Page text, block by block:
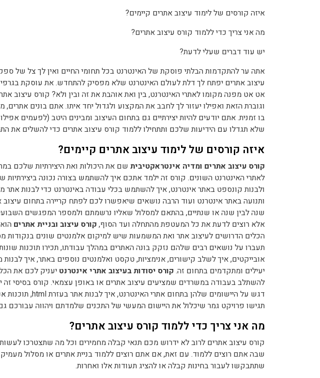
איזה קורסים של לימוד עיצוב אתרים קיימים?
מה אני צריך כדי ללמוד קורס עיצוב אתרים?
יש עוד דברים שעלי לדעת?
אתה ער להתקדמות הבלתי פוסקת של האינטרנט בכל תחומי החיים ואין לך צל של
עיצוב אתרים יפתח לך דלת לעולם האינטרנט שלא מפסיק להתחדש. את עוסקת
אט אט מפנה מקומו לאתרי האינטרנט, בין ואת אוהבת את זה ובין ולא? קורס עיצוב
וגוברת הזאת ואפילו יעזור לך לחבב את המקצוע ולגדול יחד איתו. אתם בונים
בו זמנית. אתם יודעים להיות יצירתיים גם בתחום העיצוב ומבינים היטב (לפעמים
שלא תגדלו עם הידיעות שלכם ותתחילו ללמוד קורס עיצוב אתרים כדי להשלים את
איזה קורסים של לימוד עיצוב אתרים קיימים?
קורס עיצוב אתרים ומדיה אינטראקטיבית שם את היכולות ואת היצירתיות שלכם
לאתרי האינטרנט השונים. קורס זה ילמד אתכם איך להשתמש בצורה נכונה
ולבנות קונספט באתר אינטרנט, איך להשתמש בכלי עבודה באינטרנט כדי לבנות אתר
ותנועה באתר אינטרנט ועוד הרבה נושאים שיאפשרו לכם לפתח קריירה בתחום עיצוב
שנה לבין שנה או שנתיים, בהתאם למסלול שאליו נרשמתם ולמספר המפגשים
אלא רוצים לדעת את כל המעטפת מהתחלה ועד הסוף, קורס עיצוב ובניית אתרים
הכלים הדרושים לעיצוב אתר ואת המשמעות שיש למיקום אלמנטים שונים בנקודות
תעברו על נושאים רבים שלהם נזקק בונה האתרים במהלך עבודתו, תכירו תוכנות
אובייקטים, איך לשלב קישורים, אנימציות, טקסט ואלמנטים נוספים באתר, איך
יעילים ומתקדמים בתחום זה. קורס יסודות בעיצוב אתרי אינטרנט יעניק לכם את
להשתלב בעבודה במשרדים שמציעים עיצוב אתרים או באופן עצמאי. קורס בסיסי זה
דגש על היישומים שלהן בתחום אתרי האינטרנט, איך לבנות אתר בעזרת html, תוכנות
תגישו פרויקט גמר שיכלול את היישום המעשי של התכנים שלמדתם ויהווה עבורכם
מה אני צריך כדי ללמוד קורס עיצוב אתרים?
קורס עיצוב אתרים לרוב לא ידרוש מכם תנאי קבלה מחמירים וכל מה שתצטרכו
שבה אתם רוצים ללמוד. עם זאת, אם אתם רוצים ללמוד בניית אתרים או מסלול מעמיק
שתתבקשו לעבור בחינות קבלה או להציג תעודות אלו ואחרות.